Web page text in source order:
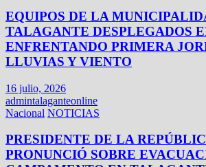
EQUIPOS DE LA
TALAGANTE DESPLEGADOS
ENFRENTANDO PRIMERA
LLUVIAS Y VIENTO
16 julio, 2026
admintalaganteonline
Nacional NOTICIAS
PRESIDENTE DE LA
PRONUNCIÓ SOBRE